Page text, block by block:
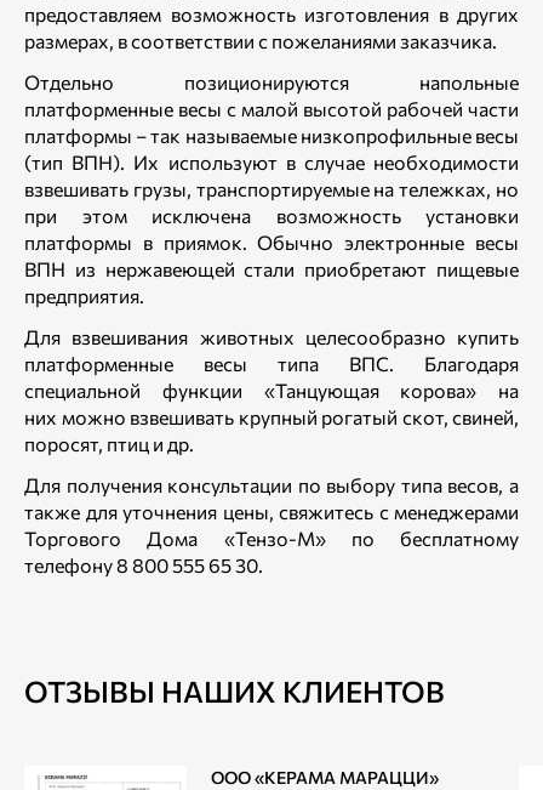
предоставляем возможность изготовления в других
размерах, в соответствии с пожеланиями заказчика.
Отдельно позиционируются напольные
платформенные весы с малой высотой рабочей части
платформы – так называемые низкопрофильные весы
(тип ВПН). Их используют в случае необходимости
взвешивать грузы, транспортируемые на тележках, но
при этом исключена возможность установки
платформы в приямок. Обычно электронные весы
ВПН из нержавеющей стали приобретают пищевые
предприятия.
Для взвешивания животных целесообразно купить
платформенные весы типа ВПС. Благодаря
специальной функции «Танцующая корова» на
них можно взвешивать крупный рогатый скот, свиней,
поросят, птиц и др.
Для получения консультации по выбору типа весов, а
также для уточнения цены, свяжитесь с менеджерами
Торгового Дома «Тензо-М» по бесплатному
телефону 8 800 555 65 30.
ОТЗЫВЫ НАШИХ КЛИЕНТОВ
ООО «КЕРАМА МАРАЦЦИ»